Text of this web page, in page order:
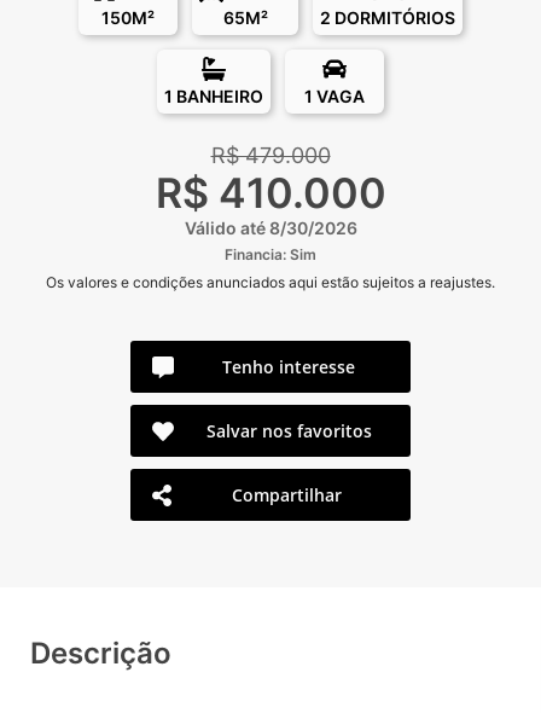
150M² 65M² 2 DORMITÓRIOS
1 BANHEIRO 1 VAGA
R$ 479.000
R$ 410.000
Válido até 8/30/2026
Financia: Sim
Os valores e condições anunciados aqui estão sujeitos a reajustes.
Tenho interesse
Salvar nos favoritos
Compartilhar
Descrição